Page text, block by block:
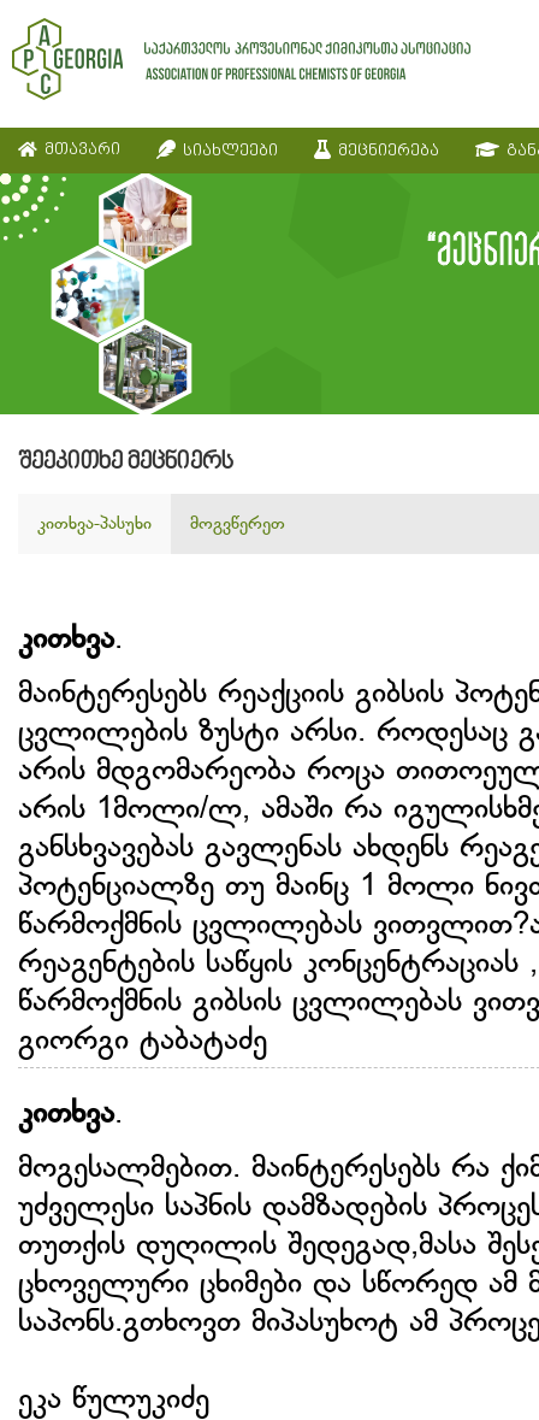
მთავარი სიახლეები მეცნიერება
შეეკითხე მეცნიერს
კითხვა-პასუხი მოგვწერეთ
კითხვა.
მაინტერესებს რეაქციის გიბსის
ცვლილების ზუსტი არსი. როდესაც
არის მდგომარეობა როცა
არის 1მოლი/ლ, ამაში რა
განსხვავებას გავლენას ახდენს
პოტენციალზე თუ მაინც 1 მოლი
წარმოქმნის ცვლილებას
რეაგენტების საწყის
წარმოქმნის გიბსის ცვლილებას
გიორგი ტაბატაძე
კითხვა.
მოგესალმებით. მაინტერესებს რა
უძველესი საპნის დამზადების
თუთქის დუღილის შედეგად,მასა
ცხოველური ცხიმები და სწორედ ამ
საპონს.გთხოვთ მიპასუხოტ ამ
ეკა წულუკიძე